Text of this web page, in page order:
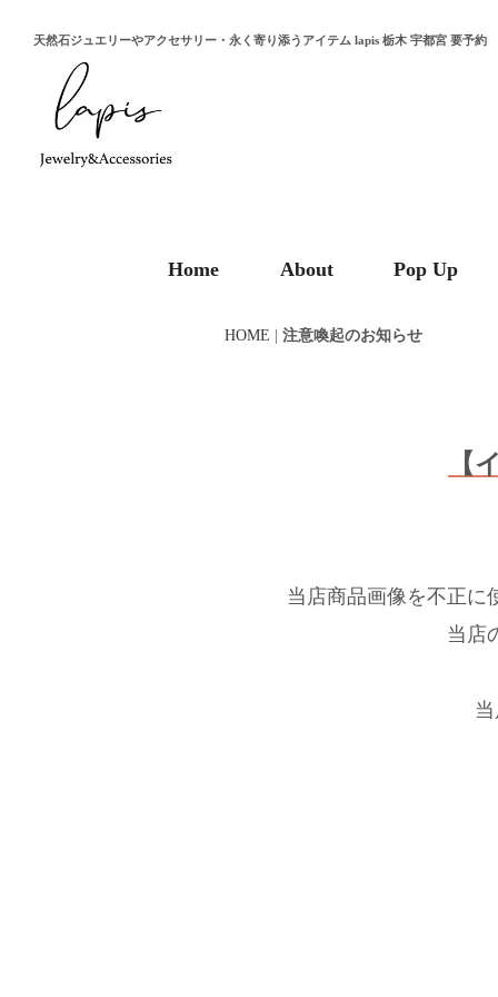
天然石ジュエリーやアクセサリー・永く寄り添うアイテム lapis 栃木 宇都宮 要予約
Home About Pop Up
HOME 注意喚起のお知らせ
【
当店商品画像を不正に
当店